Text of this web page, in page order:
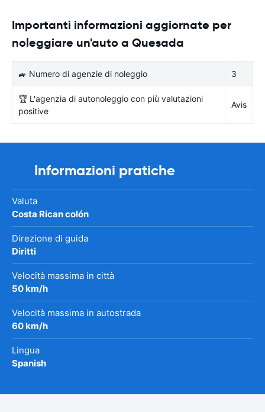
Importanti informazioni aggiornate per
noleggiare un'auto a Quesada
🚙 Numero di agenzie di noleggio 3
🏆 L'agenzia di autonoleggio con più valutazioni
positive
Avis
Informazioni pratiche
Valuta
Costa Rican colón
Direzione di guida
Diritti
Velocità massima in città
50 km/h
Velocità massima in autostrada
60 km/h
Lingua
Spanish